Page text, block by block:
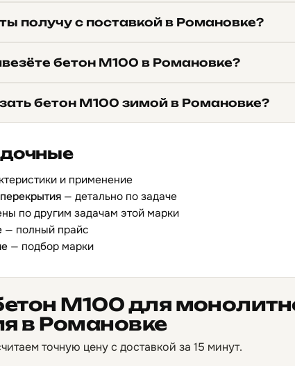
получу с поставкой в Романовке?
бетон М100 в Романовке?
бетон М100 зимой в Романовке?
и применение
— детально по задаче
по другим задачам этой марки
— полный прайс
— подбор марки
М100 для
в Романовке
точную цену с доставкой за 15 минут.